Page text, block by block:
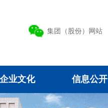
集团（股份）网站
企业文化 信息公开